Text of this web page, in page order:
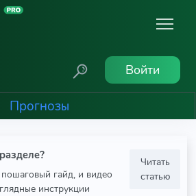
Войти
Прогнозы
гайд, и видео
инструкции
Читать
статью